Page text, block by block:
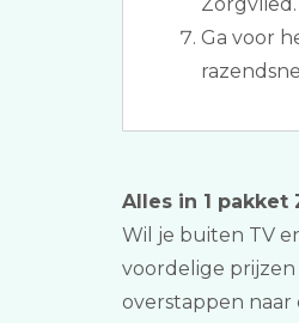
Ga voor
Alles in 1
Wil je buiten TV
voordelige
overstappen naar